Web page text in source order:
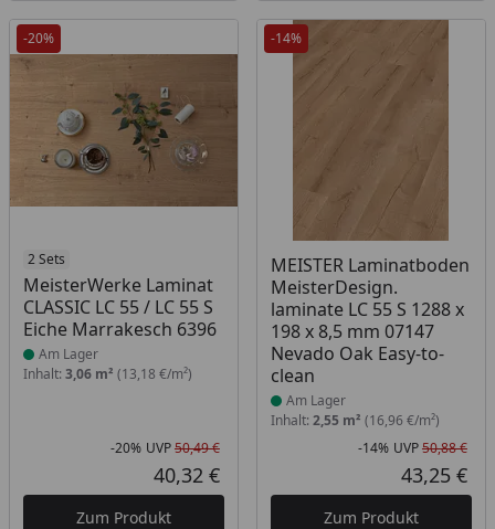
-20%
2 Sets
MeisterWerke Laminat
CLASSIC LC 55 / LC 55 S
Eiche Marrakesch 6396
Produkt am Lager
Am Lager
Inhalt: 3,06 m² (13,18 €/m²)
Rabatt in Prozent
-20%
Ursprünglicher Preis
UVP50,49 €
Aktueller Preis
40,32 €
Zum Produkt
-14%
MEISTER Laminatboden
MeisterDesign.
laminate LC 55 S 1288 x
198 x 8,5 mm 07147
Nevado Oak Easy-to-
clean
Produkt am Lager
Am Lager
Inhalt: 2,55 m² (16,96 €/m²)
-14% UVP50,88 €
43,25 €
Zum Produkt